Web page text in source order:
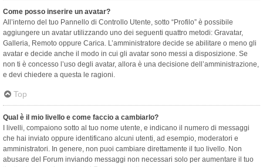
Come posso inserire un avatar?
All’interno del tuo Pannello di Controllo Utente, sotto “Profilo” è possibile
aggiungere un avatar utilizzando uno dei seguenti quattro metodi: Gravatar,
Galleria, Remoto oppure Carica. L’amministratore decide se abilitare o meno gli
avatar e decide anche il modo in cui gli avatar sono messi a disposizione. Se
non ti è concesso l’uso degli avatar, allora è una decisione dell’amministrazione,
e devi chiedere a questa le ragioni.
Top
Qual è il mio livello e come faccio a cambiarlo?
I livelli, compaiono sotto al tuo nome utente, e indicano il numero di messaggi
che hai inviato oppure identificano alcuni utenti, ad esempio, moderatori e
amministratori. In genere, non puoi cambiare direttamente il tuo livello. Non
abusare del Forum inviando messaggi non necessari solo per aumentare il tuo